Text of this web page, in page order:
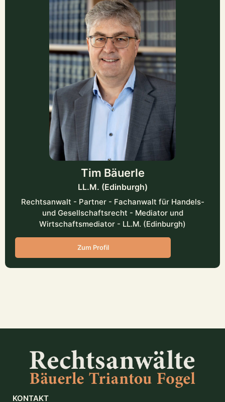
Tim Bäuerle
LL.M. (Edinburgh)
Rechtsanwalt - Partner - Fachanwalt für Handels-
und Gesellschaftsrecht - Mediator und
Wirtschaftsmediator - LL.M. (Edinburgh)
Zum Profil
KONTAKT